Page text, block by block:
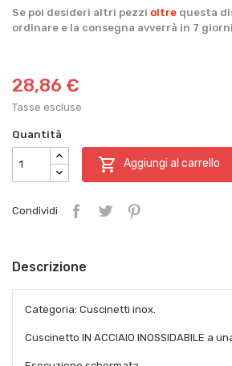
Se poi desideri altri pezzi oltre questa
ordinare e la consegna avverrà in 7
28,86 €
Tasse escluse
Quantità
 Aggiungi al carrello
Condividi
Descrizione
Categoria: Cuscinetti inox.
Cuscinetto IN ACCIAIO INOSSIDABILE a